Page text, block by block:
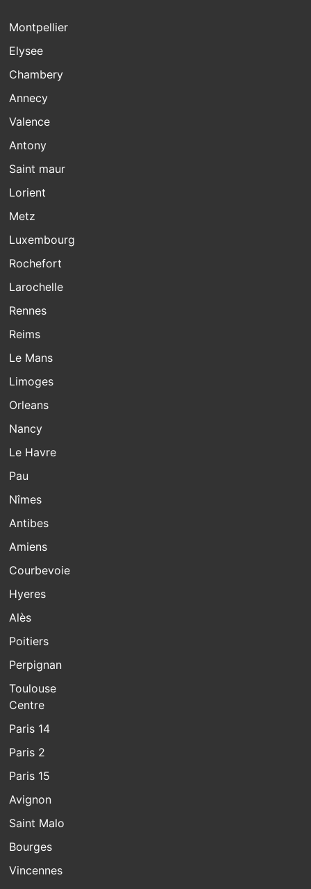
Montpellier
Elysee
Chambery
Annecy
Valence
Antony
Saint maur
Lorient
Metz
Luxembourg
Rochefort
Larochelle
Rennes
Reims
Le Mans
Limoges
Orleans
Nancy
Le Havre
Pau
Nîmes
Antibes
Amiens
Courbevoie
Hyeres
Alès
Poitiers
Perpignan
Toulouse
Centre
Paris 14
Paris 2
Paris 15
Avignon
Saint Malo
Bourges
Vincennes